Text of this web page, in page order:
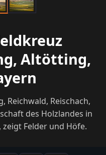
Altötting,
Reichwald, Reischach,
des Holzlandes in
Felder und Höfe.